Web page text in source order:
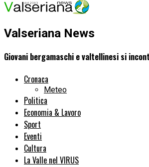
Valseriana News
Giovani bergamaschi e valtellinesi si
Cronaca
Meteo
Politica
Economia & Lavoro
Sport
Eventi
Cultura
La Valle nel VIRUS